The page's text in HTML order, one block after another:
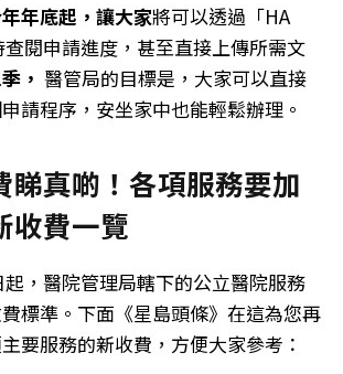
年底起，讓大家將可以透過「HA
閱申請進度，甚至直接上傳所需文
， 醫管局的目標是，大家可以直接
請程序，安坐家中也能輕鬆辦理。
睇真啲！各項服務要加
收費一覽
起，醫院管理局轄下的公立醫院服務
標準。下面《星島頭條》在這為您再
要服務的新收費，方便大家參考：